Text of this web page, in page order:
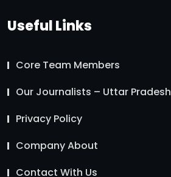
Useful Links
Core Team Members
Our Journalists – Uttar Pradesh
Privacy Policy
Company About
Contact With Us